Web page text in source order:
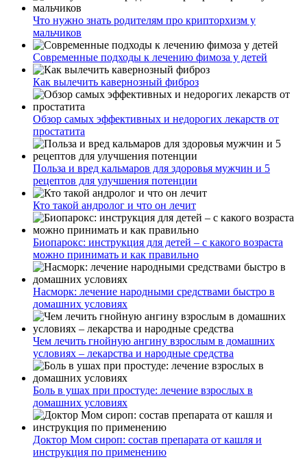
Что нужно знать родителям про крипторхизм у
мальчиков
Современные подходы к лечению фимоза у детей
Как вылечить кавернозный фиброз
Обзор самых эффективных и недорогих лекарств от
простатита
Польза и вред кальмаров для здоровья мужчин и 5
рецептов для улучшения потенции
Кто такой андролог и что он лечит
Биопарокс: инструкция для детей – с какого возраста
можно принимать и как правильно
Насморк: лечение народными средствами быстро в
домашних условиях
Чем лечить гнойную ангину взрослым в домашних
условиях – лекарства и народные средства
Боль в ушах при простуде: лечение взрослых в
домашних условиях
Доктор Мом сироп: состав препарата от кашля и
инструкция по применению